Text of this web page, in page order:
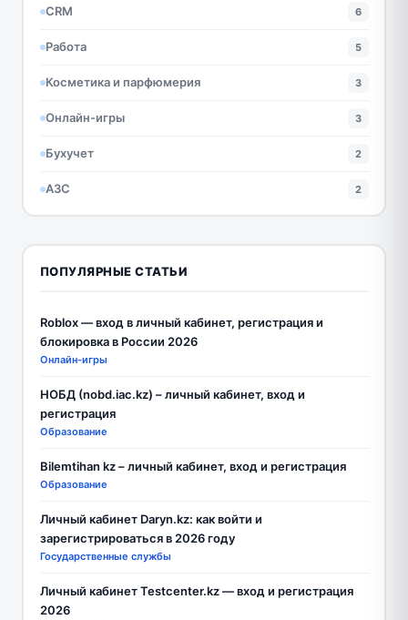
CRM 6
Работа 5
Косметика и парфюмерия 3
Онлайн-игры 3
Бухучет 2
АЗС 2
ПОПУЛЯРНЫЕ СТАТЬИ
Roblox — вход в личный кабинет, регистрация и
блокировка в России 2026
Онлайн-игры
НОБД (nobd.iac.kz) – личный кабинет, вход и
регистрация
Образование
Bilemtihan kz – личный кабинет, вход и регистрация
Образование
Личный кабинет Daryn.kz: как войти и
зарегистрироваться в 2026 году
Государственные службы
Личный кабинет Testcenter.kz — вход и регистрация
2026